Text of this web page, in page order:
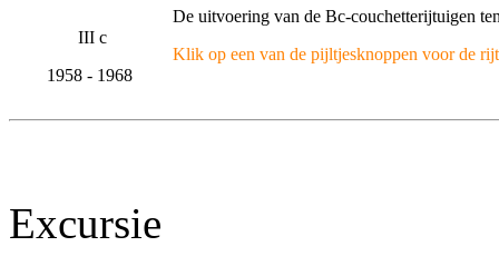
III c
1958 - 1968
De uitvoering van de Bc-couchetterijtuigen
Klik op een van de pijltjesknoppen voor de
Excursie